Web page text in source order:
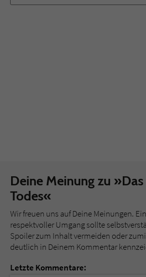
Deine Meinung zu
Todes«
Wir freuen uns auf Deine Meinungen.
respektvoller Umgang sollte
Spoiler zum Inhalt vermeiden oder
deutlich in Deinem Kommentar
Letzte Kommentare: